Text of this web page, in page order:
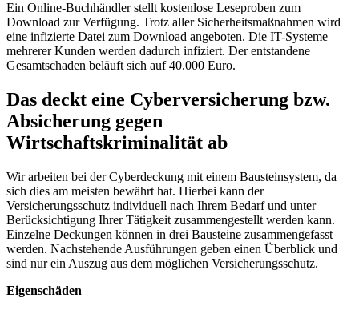
Ein Online-Buchhändler stellt kostenlose Leseproben zum
Download zur Verfügung. Trotz aller Sicherheitsmaßnahmen wird
eine infizierte Datei zum Download angeboten. Die IT-Systeme
mehrerer Kunden werden dadurch infiziert. Der entstandene
Gesamtschaden beläuft sich auf 40.000 Euro.
Das deckt eine Cyberversicherung bzw.
Absicherung gegen
Wirtschaftskriminalität ab
Wir arbeiten bei der Cyberdeckung mit einem Bausteinsystem, da
sich dies am meisten bewährt hat. Hierbei kann der
Versicherungsschutz individuell nach Ihrem Bedarf und unter
Berücksichtigung Ihrer Tätigkeit zusammengestellt werden kann.
Einzelne Deckungen können in drei Bausteine zusammengefasst
werden. Nachstehende Ausführungen geben einen Überblick und
sind nur ein Auszug aus dem möglichen Versicherungsschutz.
Eigenschäden